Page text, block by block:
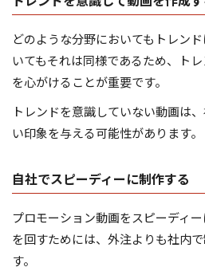
どのような分野においてもトレン
いてもそれは同様であるため、ト
を心がけることが重要です。
トレンドを意識していない動画は
い印象を与える可能性があります。
自社でスピーディーに制作する
プロモーション動画をスピーディ
を回すためには、外注よりも社内
す。